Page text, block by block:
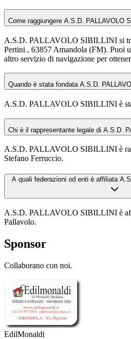
Come raggiungere A.S.D. PALLAVOLO
A.S.D. PALLAVOLO SIBILLINI si
Pertini , 63857 Amandola (FM). Puoi
altro servizio di navigazione per
Quando è stata fondata A.S.D.
A.S.D. PALLAVOLO SIBILLINI è
Chi è il rappresentante legale di A.S.D.
A.S.D. PALLAVOLO SIBILLINI è
Stefano Ferruccio.
A quali federazioni od enti è affiliata
A.S.D. PALLAVOLO SIBILLINI è
Pallavolo.
Sponsor
Collaborano con noi.
EdilMonaldi